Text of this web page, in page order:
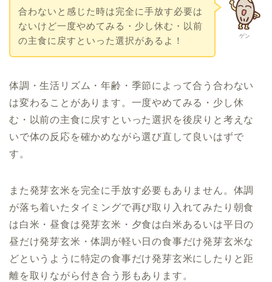
ゲン
合わないと感じた時は完全に手放す必要は
ないけど一度やめてみる・少し休む・以前
の主食に戻すといった選択があるよ！
体調・生活リズム・年齢・季節によって合う合わない
は変わることがあります。一度やめてみる・少し休
む・以前の主食に戻すといった選択を後戻りと考えな
いで体の反応を確かめながら選び直して良いはずで
す。
また発芽玄米を完全に手放す必要もありません。体調
が落ち着いたタイミングで再び取り入れてみたり朝食
は白米・昼食は発芽玄米・夕食は白米あるいは平日の
昼だけ発芽玄米・体調が軽い日の食事だけ発芽玄米な
どというように特定の食事だけ発芽玄米にしたりと距
離を取りながら付き合う形もあります。